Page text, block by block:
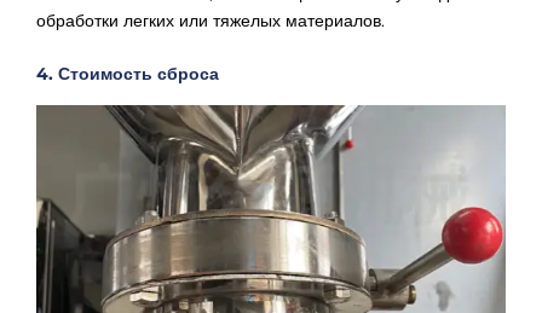
обработки легких или тяжелых материалов.
4. Стоимость сброса